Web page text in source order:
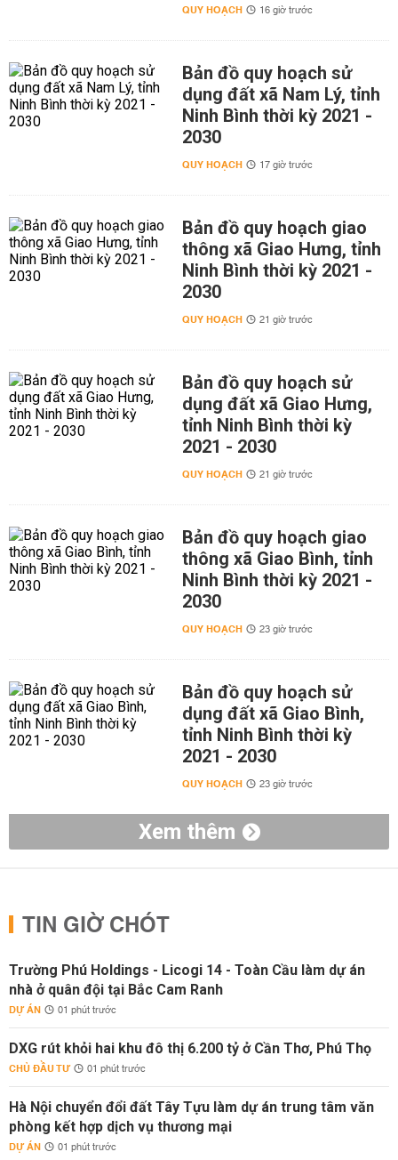
QUY HOẠCH 16 giờ trước
Bản đồ quy hoạch sử
dụng đất xã Nam Lý, tỉnh
Ninh Bình thời kỳ 2021 -
2030
QUY HOẠCH 17 giờ trước
Bản đồ quy hoạch giao
thông xã Giao Hưng, tỉnh
Ninh Bình thời kỳ 2021 -
2030
QUY HOẠCH 21 giờ trước
Bản đồ quy hoạch sử
dụng đất xã Giao Hưng,
tỉnh Ninh Bình thời kỳ
2021 - 2030
QUY HOẠCH 21 giờ trước
Bản đồ quy hoạch giao
thông xã Giao Bình, tỉnh
Ninh Bình thời kỳ 2021 -
2030
QUY HOẠCH 23 giờ trước
Bản đồ quy hoạch sử
dụng đất xã Giao Bình,
tỉnh Ninh Bình thời kỳ
2021 - 2030
QUY HOẠCH 23 giờ trước
Xem thêm
TIN GIỜ CHÓT
Trường Phú Holdings - Licogi 14 - Toàn Cầu làm dự án
nhà ở quân đội tại Bắc Cam Ranh
DỰ ÁN 01 phút trước
DXG rút khỏi hai khu đô thị 6.200 tỷ ở Cần Thơ, Phú Thọ
CHỦ ĐẦU TƯ 01 phút trước
Hà Nội chuyển đổi đất Tây Tựu làm dự án trung tâm văn
phòng kết hợp dịch vụ thương mại
DỰ ÁN 01 phút trước